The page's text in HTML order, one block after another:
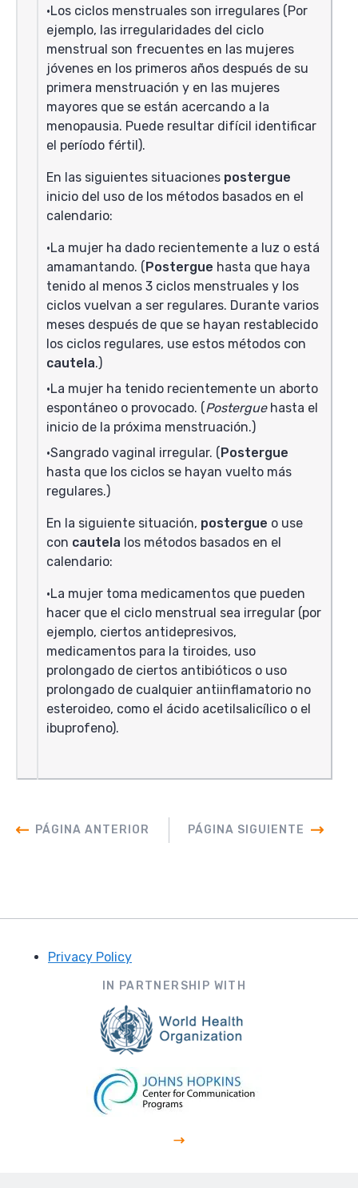
Los ciclos menstruales son irregulares (Por
ejemplo, las irregularidades del ciclo
menstrual son frecuentes en las mujeres
jóvenes en los primeros años después de su
primera menstruación y en las mujeres
mayores que se están acercando a la
menopausia. Puede resultar difícil identificar
el período fértil).
En las siguientes situaciones postergue
inicio del uso de los métodos basados en el
calendario:
La mujer ha dado recientemente a luz o está
amamantando. (Postergue hasta que haya
tenido al menos 3 ciclos menstruales y los
ciclos vuelvan a ser regulares. Durante varios
meses después de que se hayan restablecido
los ciclos regulares, use estos métodos con
cautela.)
La mujer ha tenido recientemente un aborto
espontáneo o provocado. (Posterguehasta el
inicio de la próxima menstruación.)
Sangrado vaginal irregular. (Postergue
hasta que los ciclos se hayan vuelto más
regulares.)
En la siguiente situación, postergue o use
con cautela los métodos basados en el
calendario:
La mujer toma medicamentos que pueden
hacer que el ciclo menstrual sea irregular (por
ejemplo, ciertos antidepresivos,
medicamentos para la tiroides, uso
prolongado de ciertos antibióticos o uso
prolongado de cualquier antiinflamatorio no
esteroideo, como el ácido acetilsalicílico o el
ibuprofeno).
PÁGINA ANTERIOR PÁGINA SIGUIENTE
Privacy Policy
IN PARTNERSHIP WITH